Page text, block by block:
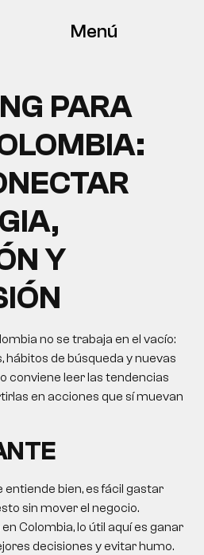
Menú
PARA
Y
no se trabaja en el vacío:
de búsqueda y nuevas
conviene leer las tendencias
en acciones que sí muevan
entiende bien, es fácil gastar
sin mover el negocio.
Colombia, lo útil aquí es ganar
decisiones y evitar humo.